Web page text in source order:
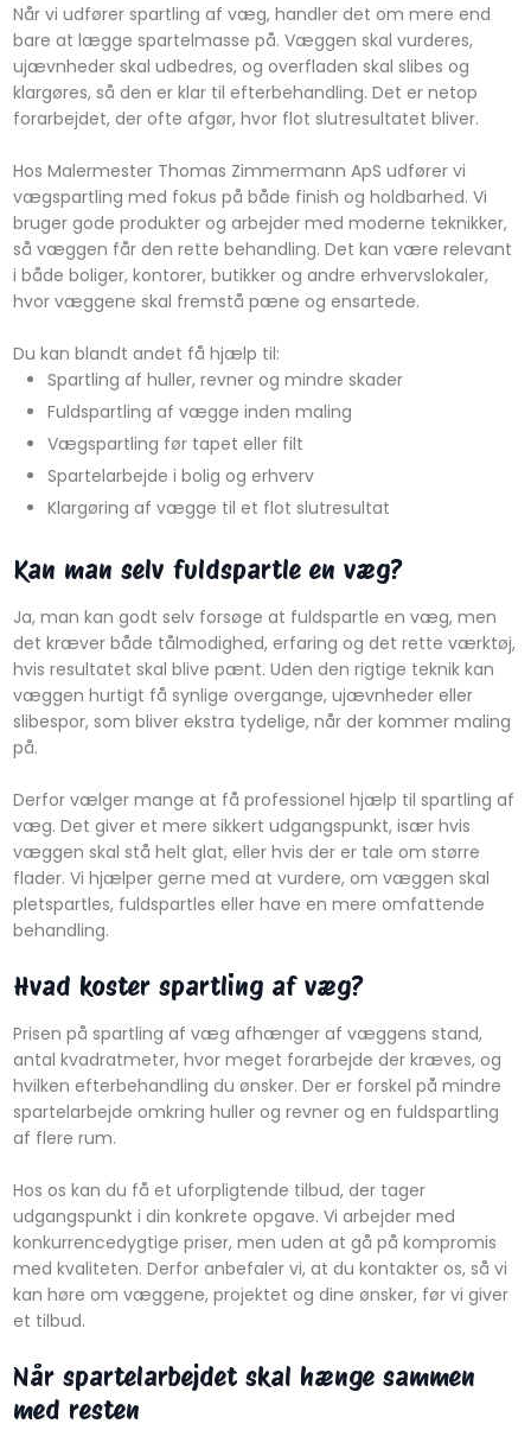
Når vi udfører spartling af væg, handler det om mere end
bare at lægge spartelmasse på. Væggen skal vurderes,
ujævnheder skal udbedres, og overfladen skal slibes og
klargøres, så den er klar til efterbehandling. Det er netop
forarbejdet, der ofte afgør, hvor flot slutresultatet bliver.
Hos Malermester Thomas Zimmermann ApS udfører vi
vægspartling med fokus på både finish og holdbarhed. Vi
bruger gode produkter og arbejder med moderne teknikker,
så væggen får den rette behandling. Det kan være relevant
i både boliger, kontorer, butikker og andre erhvervslokaler,
hvor væggene skal fremstå pæne og ensartede.
Du kan blandt andet få hjælp til:
​Spartling af huller, revner og mindre skader
​Fuldspartling af vægge inden maling
​Vægspartling før tapet eller filt
​Spartelarbejde i bolig og erhverv
​Klargøring af vægge til et flot slutresultat
Kan man selv fuldspartle en væg?
Ja, man kan godt selv forsøge at fuldspartle en væg, men
det kræver både tålmodighed, erfaring og det rette værktøj,
hvis resultatet skal blive pænt. Uden den rigtige teknik kan
væggen hurtigt få synlige overgange, ujævnheder eller
slibespor, som bliver ekstra tydelige, når der kommer maling
på.
Derfor vælger mange at få professionel hjælp til spartling af
væg. Det giver et mere sikkert udgangspunkt, især hvis
væggen skal stå helt glat, eller hvis der er tale om større
flader. Vi hjælper gerne med at vurdere, om væggen skal
pletspartles, fuldspartles eller have en mere omfattende
behandling.
Hvad koster spartling af væg?
Prisen på spartling af væg afhænger af væggens stand,
antal kvadratmeter, hvor meget forarbejde der kræves, og
hvilken efterbehandling du ønsker. Der er forskel på mindre
spartelarbejde omkring huller og revner og en fuldspartling
af flere rum.
Hos os kan du få et uforpligtende tilbud, der tager
udgangspunkt i din konkrete opgave. Vi arbejder med
konkurrencedygtige priser, men uden at gå på kompromis
med kvaliteten. Derfor anbefaler vi, at du kontakter os, så vi
kan høre om væggene, projektet og dine ønsker, før vi giver
et tilbud.
Når spartelarbejdet skal hænge sammen
med resten